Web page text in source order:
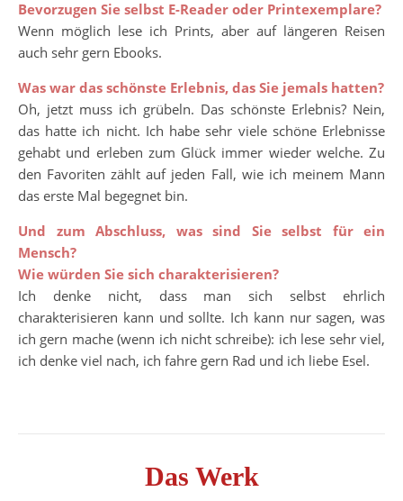
Bevorzugen Sie selbst E-Reader oder Printexemplare?
Wenn möglich lese ich Prints, aber auf längeren Reisen
auch sehr gern Ebooks.
Was war das schönste Erlebnis, das Sie jemals hatten?
Oh, jetzt muss ich grübeln. Das schönste Erlebnis? Nein,
das hatte ich nicht. Ich habe sehr viele schöne Erlebnisse
gehabt und erleben zum Glück immer wieder welche. Zu
den Favoriten zählt auf jeden Fall, wie ich meinem Mann
das erste Mal begegnet bin.
Und zum Abschluss, was sind Sie selbst für ein
Mensch?
Wie würden Sie sich charakterisieren?
Ich denke nicht, dass man sich selbst ehrlich
charakterisieren kann und sollte. Ich kann nur sagen, was
ich gern mache (wenn ich nicht schreibe): ich lese sehr viel,
ich denke viel nach, ich fahre gern Rad und ich liebe Esel.
Das Werk